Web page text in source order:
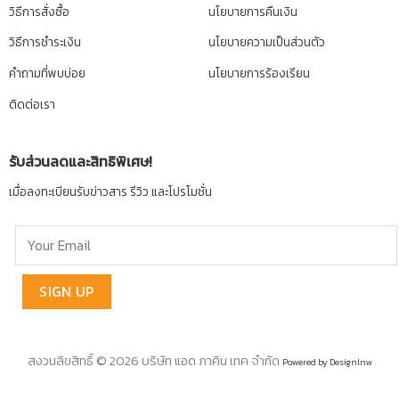
วิธีการสั่งซื้อ
วิธีการชำระเงิน
คำถามที่พบบ่อย
ติดต่อเรา
นโยบายการคืนเงิน
นโยบายความเป็นส่วนตัว
นโยบายการร้องเรียน
รับส่วนลดและสิทธิพิเศษ!
เมื่อลงทะเบียนรับข่าวสาร รีวิว และโปรโมชั่น
สงวนลิขสิทธิ์ © 2026 บริษัท แอด ภาคิน เทค จำกัด Powered by Designlnw